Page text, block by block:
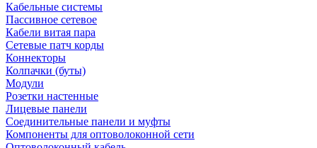
Кабельные системы
Пассивное сетевое
Кабели витая пара
Сетевые патч корды
Коннекторы
Колпачки (буты)
Модули
Розетки настенные
Лицевые панели
Соединительные панели и муфты
Компоненты для оптоволоконной сети